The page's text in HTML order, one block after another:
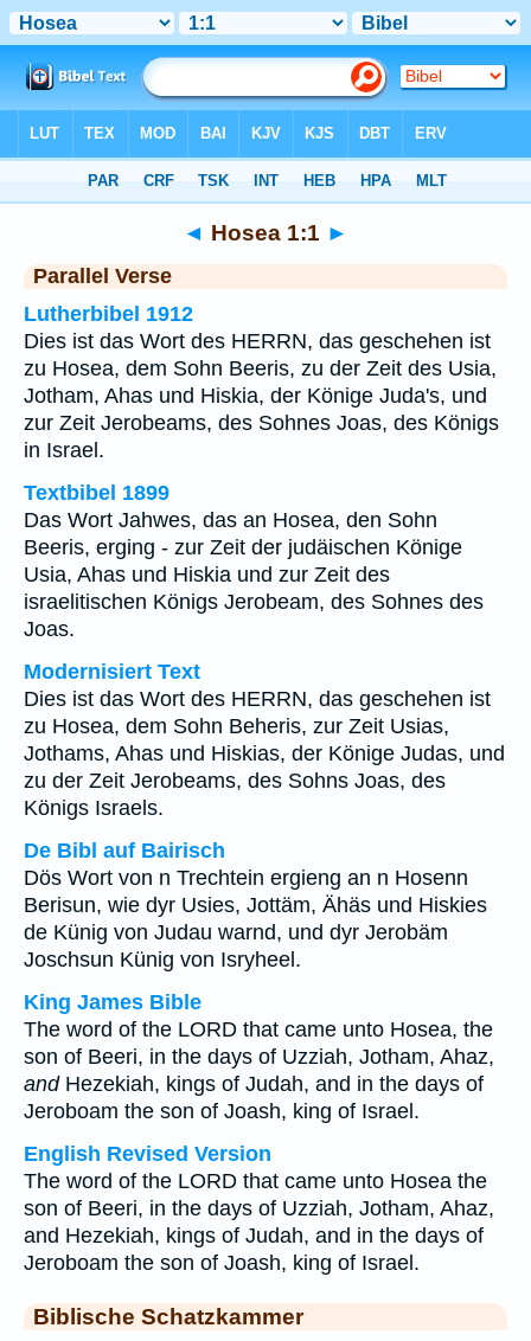
◄ Hosea 1:1 ►
Parallel Verse
Lutherbibel 1912
Dies ist das Wort des HERRN, das geschehen ist
zu Hosea, dem Sohn Beeris, zu der Zeit des Usia,
Jotham, Ahas und Hiskia, der Könige Juda's, und
zur Zeit Jerobeams, des Sohnes Joas, des Königs
in Israel.
Textbibel 1899
Das Wort Jahwes, das an Hosea, den Sohn
Beeris, erging - zur Zeit der judäischen Könige
Usia, Ahas und Hiskia und zur Zeit des
israelitischen Königs Jerobeam, des Sohnes des
Joas.
Modernisiert Text
Dies ist das Wort des HERRN, das geschehen ist
zu Hosea, dem Sohn Beheris, zur Zeit Usias,
Jothams, Ahas und Hiskias, der Könige Judas, und
zu der Zeit Jerobeams, des Sohns Joas, des
Königs Israels.
De Bibl auf Bairisch
Dös Wort von n Trechtein ergieng an n Hosenn
Berisun, wie dyr Usies, Jottäm, Ähäs und Hiskies
de Künig von Judau warnd, und dyr Jerobäm
Joschsun Künig von Isryheel.
King James Bible
The word of the LORD that came unto Hosea, the
son of Beeri, in the days of Uzziah, Jotham, Ahaz,
andHezekiah, kings of Judah, and in the days of
Jeroboam the son of Joash, king of Israel.
English Revised Version
The word of the LORD that came unto Hosea the
son of Beeri, in the days of Uzziah, Jotham, Ahaz,
and Hezekiah, kings of Judah, and in the days of
Jeroboam the son of Joash, king of Israel.
Biblische Schatzkammer